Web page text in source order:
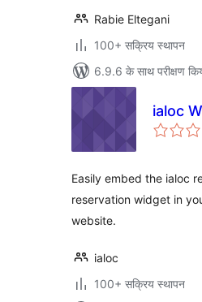
Rabie Eltegani
100+ सक्रिय स्थापन
6.9.6 के साथ परीक्षण
ialoc
Easily embed the ialoc
reservation widget in
website.
ialoc
100+ सक्रिय स्थापन